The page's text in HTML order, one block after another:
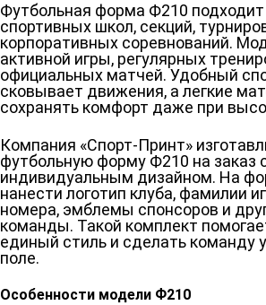
Футбольная форма Ф210
спортивных школ, секций,
корпоративных соревнований.
активной игры, регулярных
официальных матчей. Удобный
сковывает движения, а легкие
сохранять комфорт даже при
Компания «Спорт-Принт»
футбольную форму Ф210 на заказ
индивидуальным дизайном. На
нанести логотип клуба, фамилии
номера, эмблемы спонсоров и
команды. Такой комплект
единый стиль и сделать команду
поле.
Особенности модели Ф210